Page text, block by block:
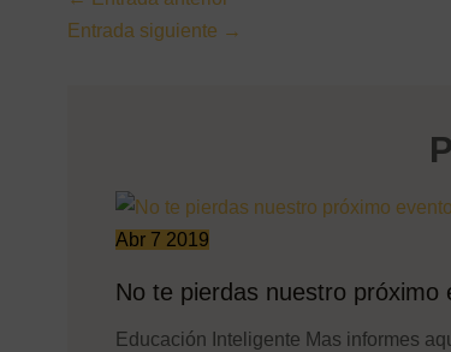
Entrada siguiente →
Abr 7 2019
No te pierdas nuestro próximo
Educación Inteligente Mas informes